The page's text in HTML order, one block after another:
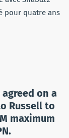
pour quatre ans
on a
Russell to
maximum